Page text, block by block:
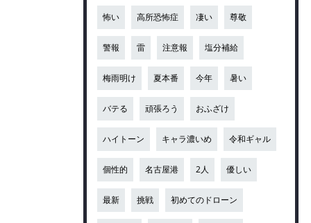
怖い 高所恐怖症 凄い 尊敬
警報 雷 注意報 塩分補給
梅雨明け 夏本番 今年 暑い
バテる 頑張ろう おふざけ
ハイトーン キャラ濃いめ 令和ギャル
個性的 名古屋港 2人 優しい
最新 挑戦 初めてのドローン